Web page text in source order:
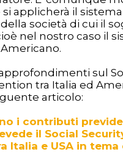
applicherà il sistema
società di cui il
nel nostro caso il
sul
tra Italia ed
articolo:
i contributi
il Social
Italia e USA in tema